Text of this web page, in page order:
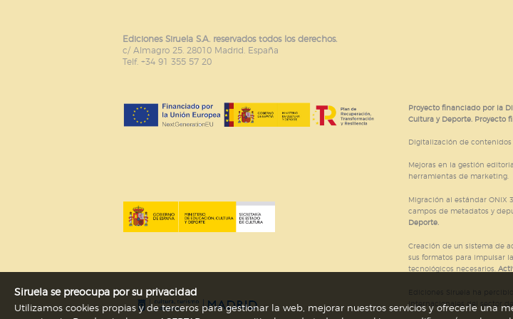
Ediciones Siruela S.A. reservados todos los derechos.
c/ Almagro 25. 28010 Madrid. España
Telf. +34 91 355 57 20
Proyecto financiado por la
Cultura y Deporte. Proyecto
Digitalización de
Mejoras en la gestión
herramientas de marketing.
Migración al estándar ONIX
campos de metadatos y
Deporte.
Creación de un sistema de
sus formatos para impulsar
tecnológicos necesarios.
Internacionales del sector
Siruela se preocupa por su privacidad
Utilizamos cookies propias y de terceros para gestionar la web, mejorar nuestros servicios y ofrecerle una